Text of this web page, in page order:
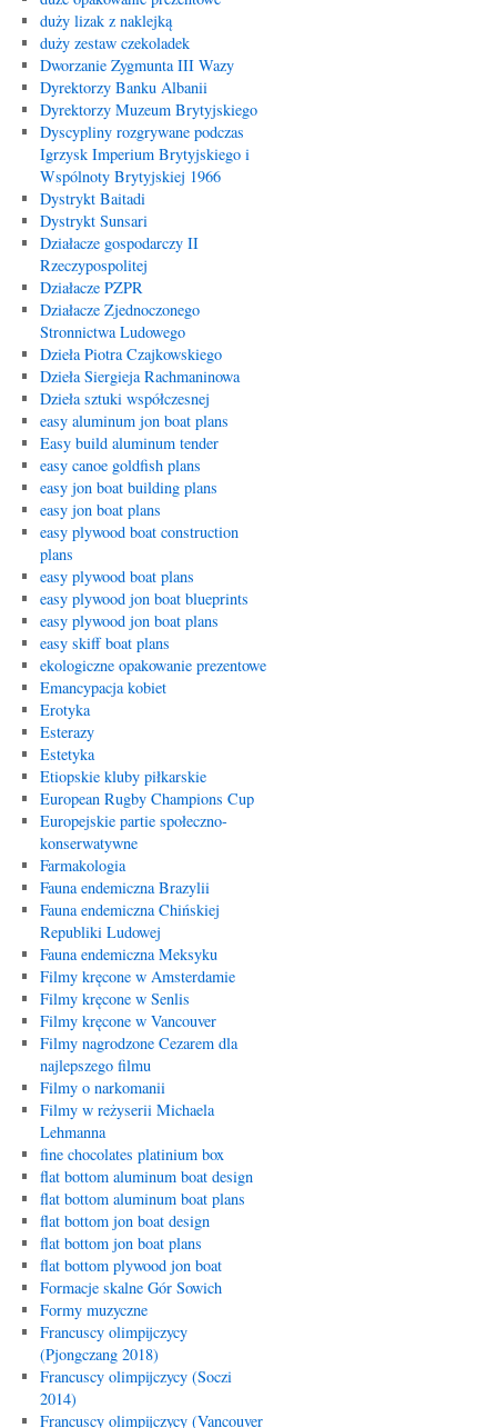
duży lizak z naklejką
duży zestaw czekoladek
Dworzanie Zygmunta III Wazy
Dyrektorzy Banku Albanii
Dyrektorzy Muzeum Brytyjskiego
Dyscypliny rozgrywane podczas
Igrzysk Imperium Brytyjskiego i
Wspólnoty Brytyjskiej 1966
Dystrykt Baitadi
Dystrykt Sunsari
Działacze gospodarczy II
Rzeczypospolitej
Działacze PZPR
Działacze Zjednoczonego
Stronnictwa Ludowego
Dzieła Piotra Czajkowskiego
Dzieła Siergieja Rachmaninowa
Dzieła sztuki współczesnej
easy aluminum jon boat plans
Easy build aluminum tender
easy canoe goldfish plans
easy jon boat building plans
easy jon boat plans
easy plywood boat construction
plans
easy plywood boat plans
easy plywood jon boat blueprints
easy plywood jon boat plans
easy skiff boat plans
ekologiczne opakowanie prezentowe
Emancypacja kobiet
Erotyka
Esterazy
Estetyka
Etiopskie kluby piłkarskie
European Rugby Champions Cup
Europejskie partie społeczno-
konserwatywne
Farmakologia
Fauna endemiczna Brazylii
Fauna endemiczna Chińskiej
Republiki Ludowej
Fauna endemiczna Meksyku
Filmy kręcone w Amsterdamie
Filmy kręcone w Senlis
Filmy kręcone w Vancouver
Filmy nagrodzone Cezarem dla
najlepszego filmu
Filmy o narkomanii
Filmy w reżyserii Michaela
Lehmanna
fine chocolates platinium box
flat bottom aluminum boat design
flat bottom aluminum boat plans
flat bottom jon boat design
flat bottom jon boat plans
flat bottom plywood jon boat
Formacje skalne Gór Sowich
Formy muzyczne
Francuscy olimpijczycy
(Pjongczang 2018)
Francuscy olimpijczycy (Soczi
2014)
Francuscy olimpijczycy (Vancouver